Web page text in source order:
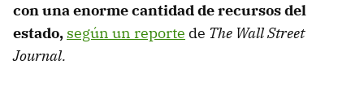
con una enorme cantidad de recursos del
estado, según un reporte de The Wall Street
Journal.